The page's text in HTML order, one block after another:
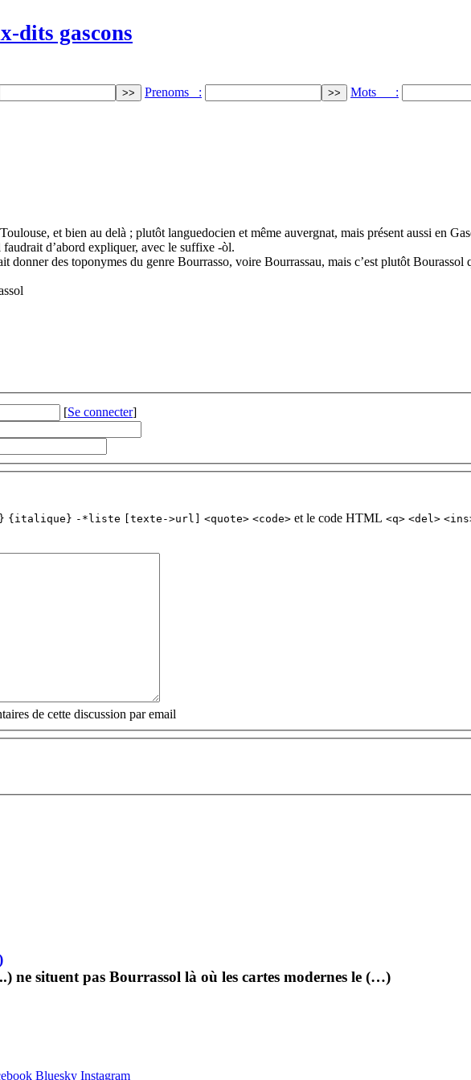
dits gascons
Prenoms : Mots :
et bien au delà ; plutôt languedocien et même auvergnat, mais présent aussi en
d’abord expliquer, avec le suffixe -òl.
donner des toponymes du genre Bourrasso, voire Bourrassau, mais c’est plutôt
[Se connecter]
{italique} -*liste [texte->url] <quote> <code> et le code HTML <q> <del>
de cette discussion par email
ne situent pas Bourrassol là où les cartes modernes le (…)